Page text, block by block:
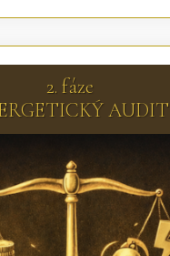
2. fáze
AUDIT